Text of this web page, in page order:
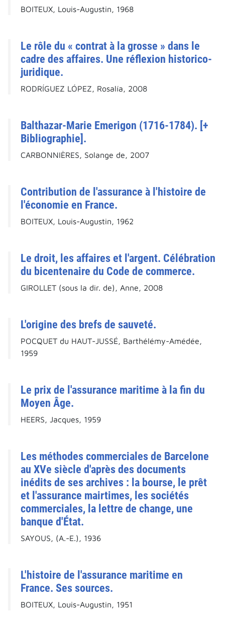
BOITEUX, Louis-Augustin, 1968
Le rôle du « contrat à la grosse » dans le
cadre des affaires. Une réflexion historico-
juridique.
RODRÍGUEZ LÓPEZ, Rosalía, 2008
Balthazar-Marie Emerigon (1716-1784). [+
Bibliographie].
CARBONNIÈRES, Solange de, 2007
Contribution de l'assurance à l'histoire de
l'économie en France.
BOITEUX, Louis-Augustin, 1962
Le droit, les affaires et l'argent. Célébration
du bicentenaire du Code de commerce.
GIROLLET (sous la dir. de), Anne, 2008
L'origine des brefs de sauveté.
POCQUET du HAUT-JUSSÉ, Barthélémy-Amédée,
1959
Le prix de l'assurance maritime à la fin du
Moyen Âge.
HEERS, Jacques, 1959
Les méthodes commerciales de Barcelone
au XVe siècle d'après des documents
inédits de ses archives : la bourse, le prêt
et l'assurance mairtimes, les sociétés
commerciales, la lettre de change, une
banque d'État.
SAYOUS, (A.-E.), 1936
L'histoire de l'assurance maritime en
France. Ses sources.
BOITEUX, Louis-Augustin, 1951